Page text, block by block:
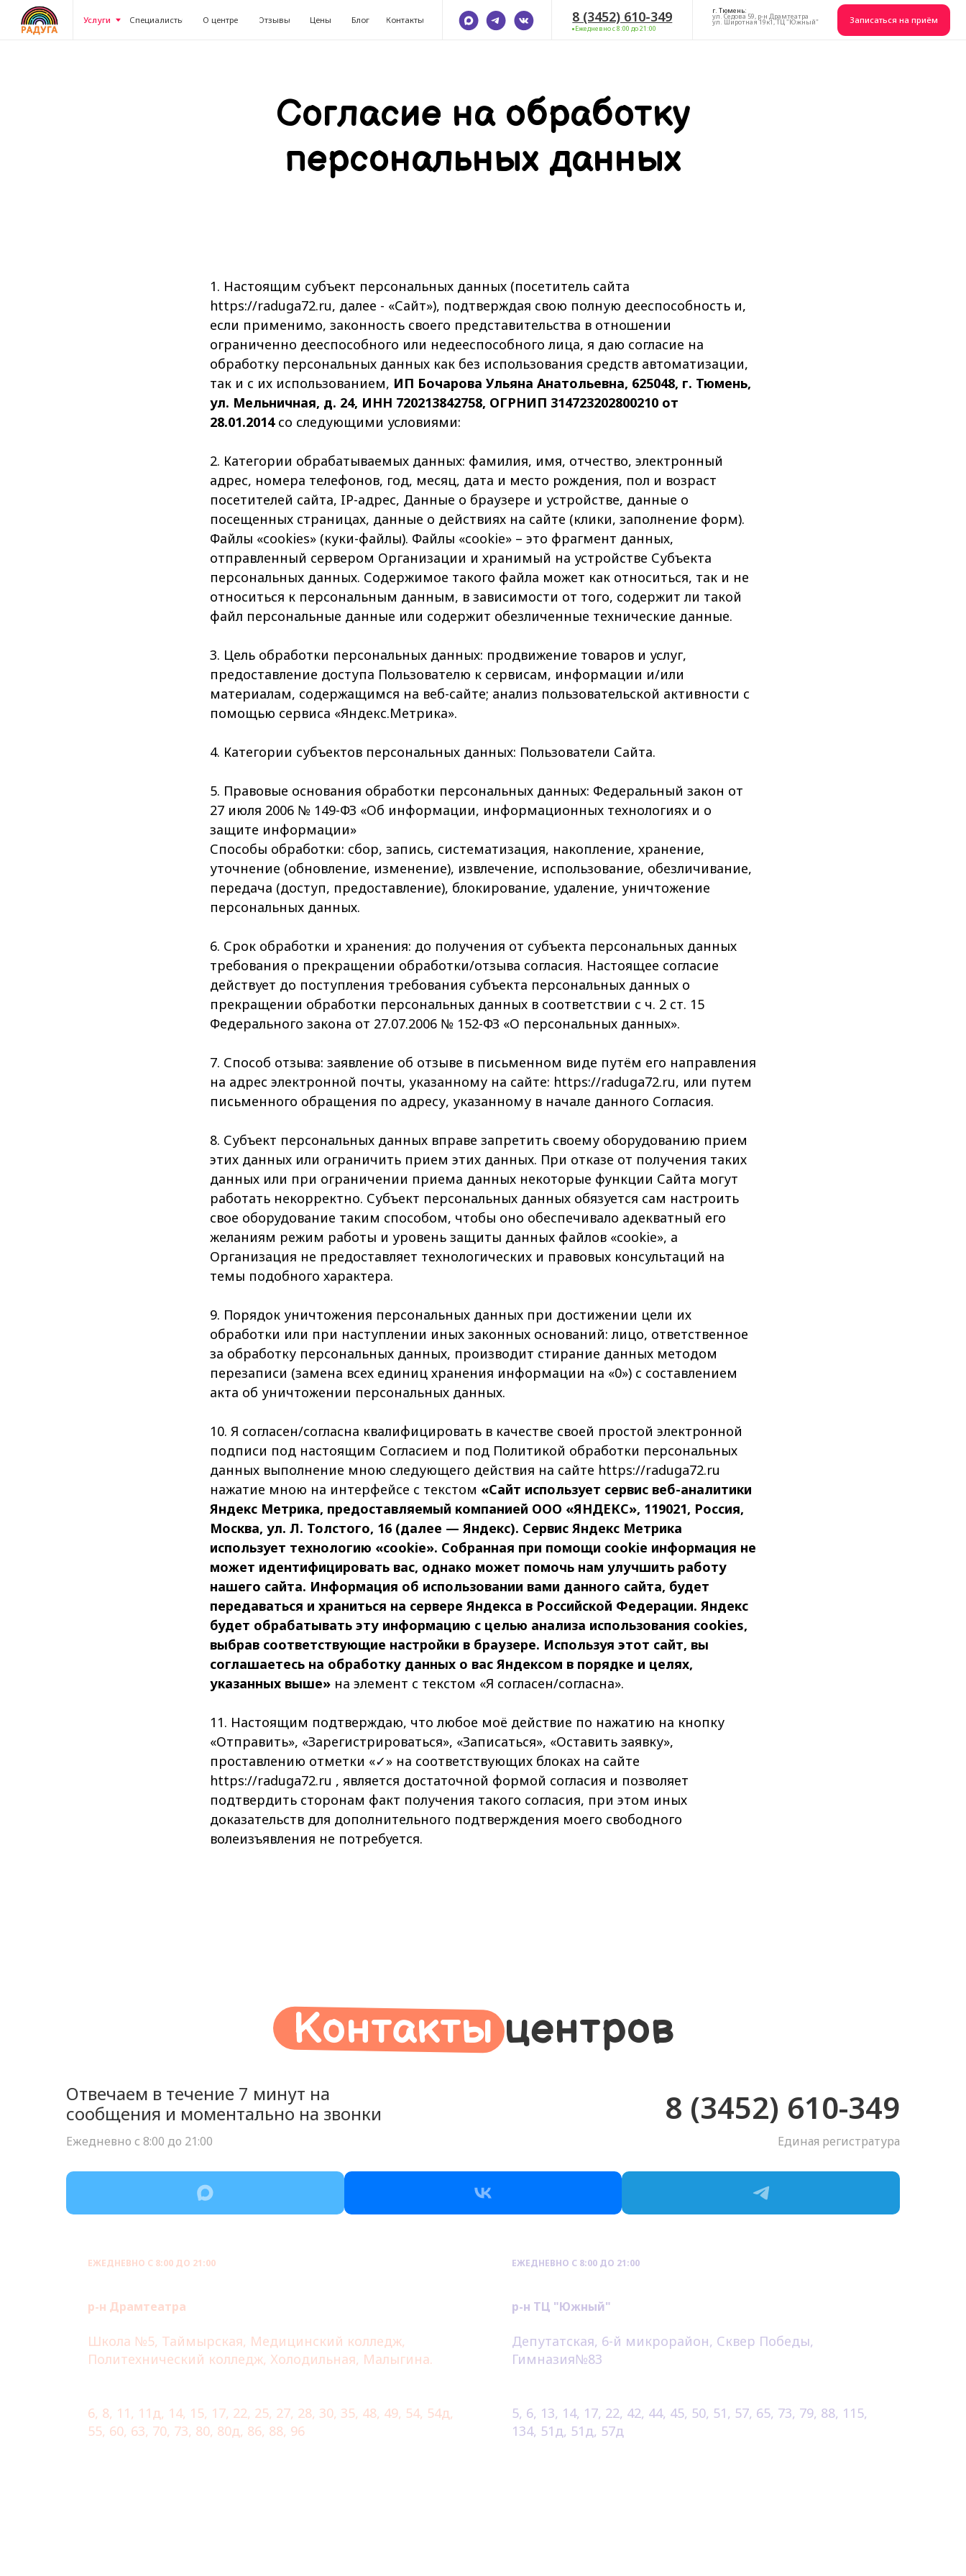
Услуги Специалисты О центре Блог Контакты
Цены
Отзывы 8 (3452) 610-349
Ежедневно с 8:00 до 21:00
Записаться на приём
ул. Седова 59, р-н Драмтеатра
ул. Широтная 19к1, ТЦ "Южный"
Согласие на обработку
персональных данных
1. Настоящим субъект персональных данных (посетитель сайта
https://raduga72.ru, далее - «Сайт»), подтверждая свою полную дееспособность и,
если применимо, законность своего представительства в отношении
ограниченно дееспособного или недееспособного лица, я даю согласие на
обработку персональных данных как без использования средств автоматизации,
так и с их использованием, ИП Бочарова Ульяна Анатольевна, 625048, г. Тюмень,
ул. Мельничная, д. 24, ИНН 720213842758, ОГРНИП 314723202800210 от
28.01.2014со следующими условиями:
2. Категории обрабатываемых данных: фамилия, имя, отчество, электронный
адрес, номера телефонов, год, месяц, дата и место рождения, пол и возраст
посетителей сайта, IP-адрес, Данные о браузере и устройстве, данные о
посещенных страницах, данные о действиях на сайте (клики, заполнение форм).
Файлы «cookies» (куки-файлы). Файлы «cookie» – это фрагмент данных,
отправленный сервером Организации и хранимый на устройстве Субъекта
персональных данных. Содержимое такого файла может как относиться, так и не
относиться к персональным данным, в зависимости от того, содержит ли такой
файл персональные данные или содержит обезличенные технические данные.
3. Цель обработки персональных данных: продвижение товаров и услуг,
предоставление доступа Пользователю к сервисам, информации и/или
материалам, содержащимся на веб-сайте; анализ пользовательской активности с
помощью сервиса «Яндекс.Метрика».
4. Категории субъектов персональных данных: Пользователи Сайта.
5. Правовые основания обработки персональных данных: Федеральный закон от
27 июля 2006 № 149-ФЗ «Об информации, информационных технологиях и о
защите информации»
Способы обработки: сбор, запись, систематизация, накопление, хранение,
уточнение (обновление, изменение), извлечение, использование, обезличивание,
передача (доступ, предоставление), блокирование, удаление, уничтожение
персональных данных.
6. Срок обработки и хранения: до получения от субъекта персональных данных
требования о прекращении обработки/отзыва согласия. Настоящее согласие
действует до поступления требования субъекта персональных данных о
прекращении обработки персональных данных в соответствии с ч. 2 ст. 15
Федерального закона от 27.07.2006 № 152-ФЗ «О персональных данных».
7. Способ отзыва: заявление об отзыве в письменном виде путём его направления
на адрес электронной почты, указанному на сайте: https://raduga72.ru, или путем
письменного обращения по адресу, указанному в начале данного Согласия.
8. Субъект персональных данных вправе запретить своему оборудованию прием
этих данных или ограничить прием этих данных. При отказе от получения таких
данных или при ограничении приема данных некоторые функции Сайта могут
работать некорректно. Субъект персональных данных обязуется сам настроить
свое оборудование таким способом, чтобы оно обеспечивало адекватный его
желаниям режим работы и уровень защиты данных файлов «cookie», а
Организация не предоставляет технологических и правовых консультаций на
темы подобного характера.
9. Порядок уничтожения персональных данных при достижении цели их
обработки или при наступлении иных законных оснований: лицо, ответственное
за обработку персональных данных, производит стирание данных методом
перезаписи (замена всех единиц хранения информации на «0») с составлением
акта об уничтожении персональных данных.
10. Я согласен/согласна квалифицировать в качестве своей простой электронной
подписи под настоящим Согласием и под Политикой обработки персональных
данных выполнение мною следующего действия на сайте https://raduga72.ru
нажатие мною на интерфейсе с текстом «Сайт использует сервис веб-аналитики
Яндекс Метрика, предоставляемый компанией ООО «ЯНДЕКС», 119021, Россия,
Москва, ул. Л. Толстого, 16 (далее — Яндекс). Сервис Яндекс Метрика
использует технологию «cookie». Собранная при помощи cookie информация не
может идентифицировать вас, однако может помочь нам улучшить работу
нашего сайта. Информация об использовании вами данного сайта, будет
передаваться и храниться на сервере Яндекса в Российской Федерации. Яндекс
будет обрабатывать эту информацию с целью анализа использования cookies,
выбрав соответствующие настройки в браузере. Используя этот сайт, вы
соглашаетесь на обработку данных о вас Яндексом в порядке и целях,
указанных выше» на элемент с текстом «Я согласен/согласна».
11. Настоящим подтверждаю, что любое моё действие по нажатию на кнопку
«Отправить», «Зарегистрироваться», «Записаться», «Оставить заявку»,
проставлению отметки «✓» на соответствующих блоках на сайте
https://raduga72.ru , является достаточной формой согласия и позволяет
подтвердить сторонам факт получения такого согласия, при этом иных
доказательств для дополнительного подтверждения моего свободного
волеизъявления не потребуется.
Контактыцентров
Отвечаем в течение 7 минут на
сообщения и моментально на звонки
Eжедневно с 8:00 до 21:00
8 (3452) 610-349
Единая регистратура
ЕЖЕДНЕВНО С 8:00 ДО 21:00
р-н Драмтеатра
Школа №5, Таймырская, Медицинский колледж,
Политехнический колледж, Холодильная, Малыгина.
6, 8, 11, 11д, 14, 15, 17, 22, 25, 27, 28, 30, 35, 48, 49, 54, 54д,
55, 60, 63, 70, 73, 80, 80д, 86, 88, 96
ЕЖЕДНЕВНО С 8:00 ДО 21:00
р-н ТЦ "Южный"
Депутатская, 6-й микрорайон, Сквер Победы,
Гимназия№83
5, 6, 13, 14, 17, 22, 42, 44, 45, 50, 51, 57, 65, 73, 79, 88, 115,
134, 51д, 51д, 57д